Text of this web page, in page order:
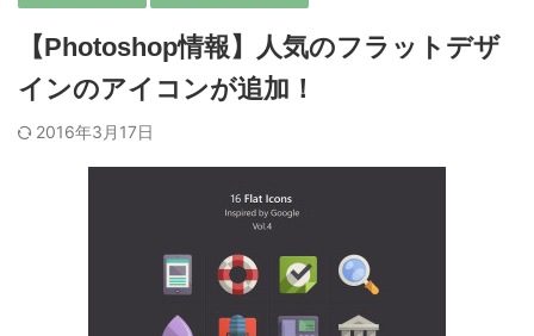
【Photoshop情報】人気のフラットデザ
インのアイコンが追加！
2016年3月17日